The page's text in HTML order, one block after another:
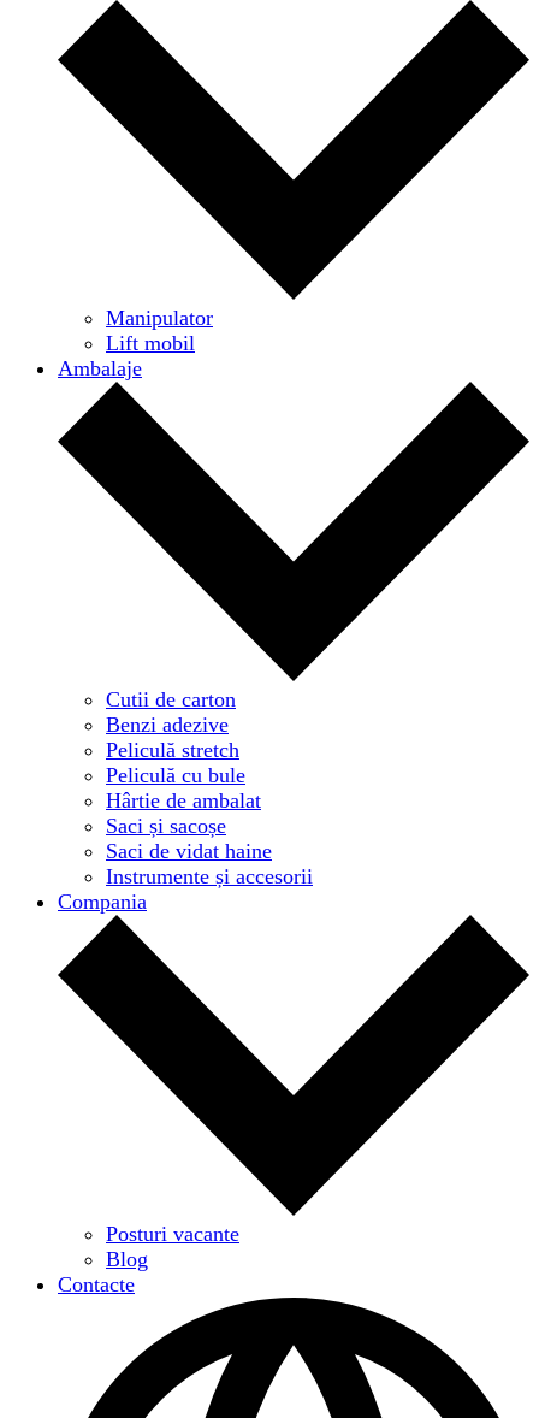
Manipulator
Lift mobil
Ambalaje
Cutii de carton
Benzi adezive
Peliculă stretch
Peliculă cu bule
Hârtie de ambalat
Saci și sacoșe
Saci de vidat haine
Instrumente și accesorii
Compania
Posturi vacante
Blog
Contacte